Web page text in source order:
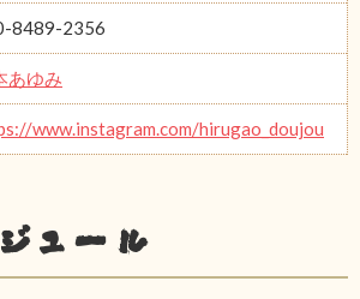
8489-2356
あゆみ
www.instagram.com/hirugao_doujou
ュール